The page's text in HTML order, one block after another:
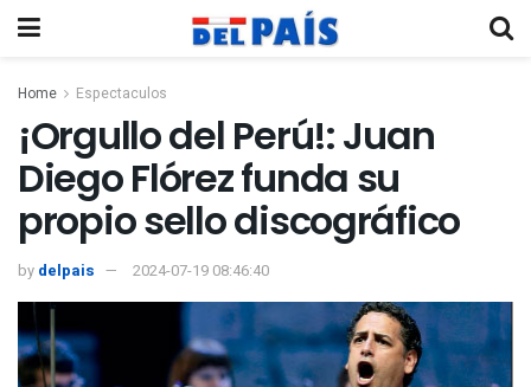
Home Espectaculos
¡Orgullo del Perú!: Juan
Diego Flórez funda su
propio sello discográfico
by delpais 2024-07-19 08:46:40